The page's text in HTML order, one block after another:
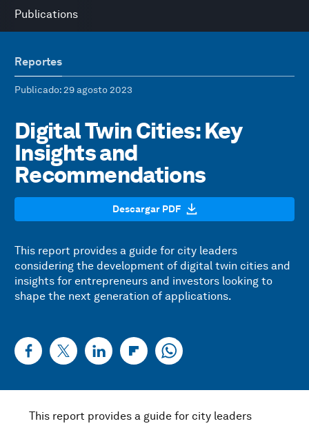
Publications
Reportes
Publicado: 29 agosto 2023
Digital Twin Cities: Key
Insights and
Recommendations
Descargar PDF
This report provides a guide for city leaders
considering the development of digital twin cities and
insights for entrepreneurs and investors looking to
shape the next generation of applications.
This report provides a guide for city leaders